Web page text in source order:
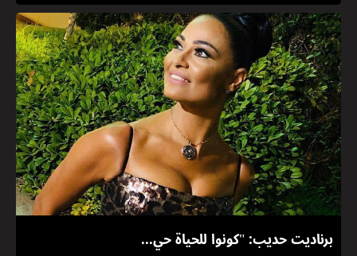
برناديت حديب: "كونوا للحياة حي...